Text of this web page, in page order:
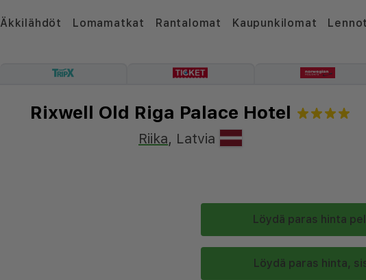
Äkkilähdöt Lomamatkat Rantalomat Kaupunkilomat Lennot
Rixwell Old Riga Palace Hotel
Riika, Latvia
Löydä paras hinta
Löydä paras hinta,